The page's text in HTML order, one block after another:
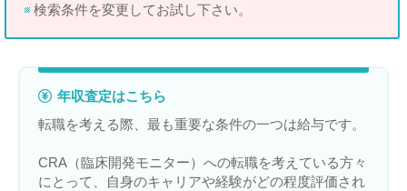
検索条件を変更してお試し下さい。
年収査定はこちら
転職を考える際、最も重要な条件の一つは給与です。
CRA（臨床開発モニター）への転職を考えている方々
にとって、自身のキャリアや経験がどの程度評価され